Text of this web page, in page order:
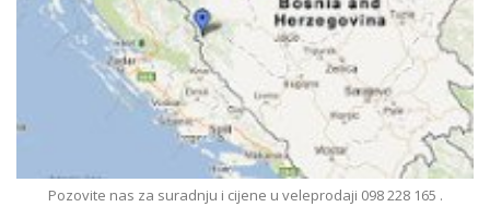
Pozovite nas za suradnju i cijene u veleprodaji 098 228 165 .